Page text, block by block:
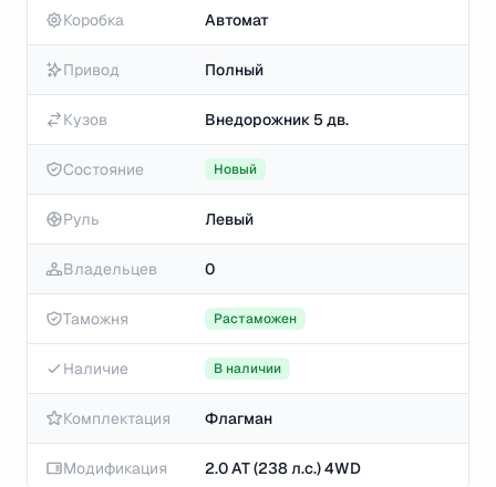
Коробка Автомат
Привод Полный
Кузов Внедорожник 5 дв.
Состояние Новый
Руль Левый
Владельцев 0
Таможня Растаможен
Наличие В наличии
Комплектация Флагман
Модификация 2.0 AT (238 л.с.) 4WD